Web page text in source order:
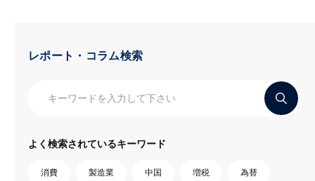
レポート・コラム検索
よく検索されているキーワード
消費 製造業 中国 増税 為替